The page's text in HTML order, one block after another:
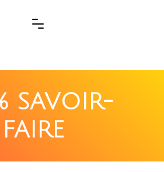
SAVOIR-
FAIRE